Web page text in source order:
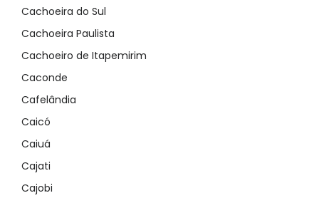
Cachoeira do Sul
Cachoeira Paulista
Cachoeiro de Itapemirim
Caconde
Cafelândia
Caicó
Caiuá
Cajati
Cajobi